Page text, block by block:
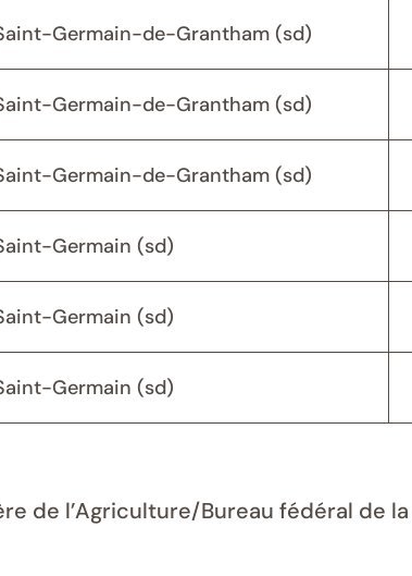
Germain-de-Grantham (sd)
Germain-de-Grantham (sd)
Germain-de-Grantham (sd)
Germain (sd)
Germain (sd)
Germain (sd)
de l’Agriculture/Bureau fédéral de